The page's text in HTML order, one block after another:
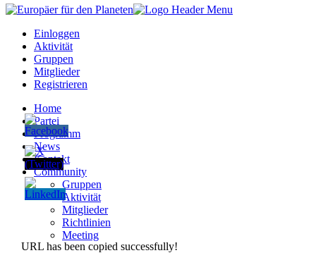
URL has been copied successfully!
Einloggen
Aktivität
Gruppen
Mitglieder
Registrieren
Home
Partei
Programm
News
Kontakt
Community
Gruppen
Aktivität
Mitglieder
Richtlinien
Meeting